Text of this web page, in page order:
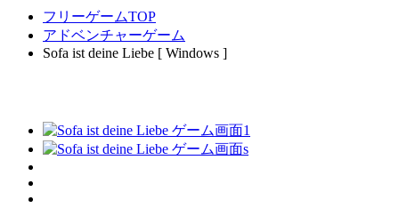
フリーゲームTOP
アドベンチャーゲーム
Sofa ist deine Liebe [ Windows ]